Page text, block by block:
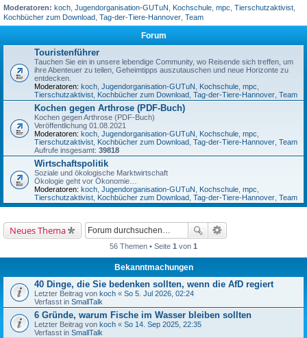
Moderatoren: koch Jugendorganisation-GUTuN Kochschule mpc Tierschutzaktivist
Kochbücher zum Download Tag-der-Tiere-Hannover Team
Forum
Touristenführer
Tauchen Sie ein in unsere lebendige Community, wo Reisende sich treffen, um
ihre Abenteuer zu teilen, Geheimtipps auszutauschen und neue Horizonte zu
entdecken.
Moderatoren: koch, Jugendorganisation-GUTuN, Kochschule, mpc,
Tierschutzaktivist, Kochbücher zum Download, Tag-der-Tiere-Hannover, Team
Kochen gegen Arthrose (PDF-Buch)
Kochen gegen Arthrose (PDF-Buch)
Veröffentlichung 01.08.2021
Moderatoren: koch, Jugendorganisation-GUTuN, Kochschule, mpc,
Tierschutzaktivist, Kochbücher zum Download, Tag-der-Tiere-Hannover, Team
Aufrufe insgesamt: 39818
Wirtschaftspolitik
Soziale und ökologische Marktwirtschaft
Ökologie geht vor Ökonomie…
Moderatoren: koch, Jugendorganisation-GUTuN, Kochschule, mpc,
Tierschutzaktivist, Kochbücher zum Download, Tag-der-Tiere-Hannover, Team
Neues Thema
56 Themen • Seite 1 von 1
Bekanntmachungen
40 Dinge, die Sie bedenken sollten, wenn die AfD regiert
Letzter Beitrag von koch « So 5. Jul 2026, 02:24
Verfasst in SmallTalk
6 Gründe, warum Fische im Wasser bleiben sollten
Letzter Beitrag von koch « So 14. Sep 2025, 22:35
Verfasst in SmallTalk